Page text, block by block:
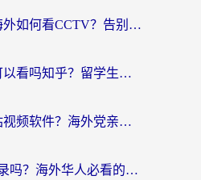
海外党亲测：在海外如何看CCTV？告别“仅限大陆播放”的实用指南
央视影音在海外可以看吗知乎？留学生亲测：3步解决地域限制+追剧自由
在国外怎么看咪咕视频软件？海外党亲测有效的回国加速方案
12123在国外能登录吗？海外华人必看的回国加速实用指南